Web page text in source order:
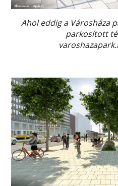
Ahol eddig a Városháza
parkosított